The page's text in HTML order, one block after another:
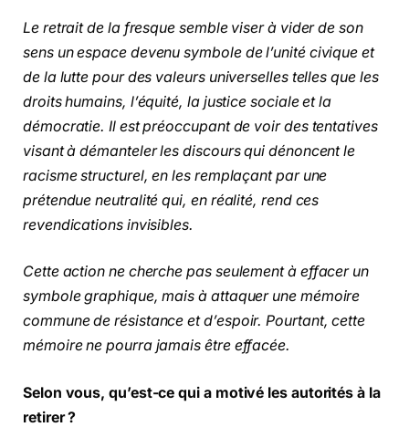
Le retrait de la fresque semble viser à vider de son
sens un espace devenu symbole de l’unité civique et
de la lutte pour des valeurs universelles telles que les
droits humains, l’équité, la justice sociale et la
démocratie. Il est préoccupant de voir des tentatives
visant à démanteler les discours qui dénoncent le
racisme structurel, en les remplaçant par une
prétendue neutralité qui, en réalité, rend ces
revendications invisibles.
Cette action ne cherche pas seulement à effacer un
symbole graphique, mais à attaquer une mémoire
commune de résistance et d’espoir. Pourtant, cette
mémoire ne pourra jamais être effacée.
Selon vous, qu’est-ce qui a motivé les autorités à la
retirer ?